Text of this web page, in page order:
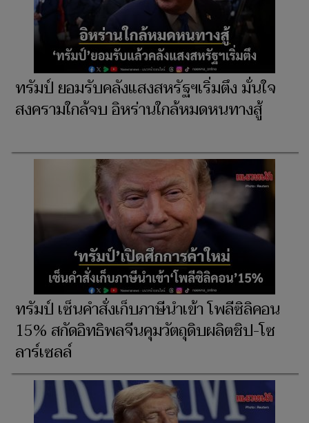
ทรัมป์ ยอมรับคลังแสงสหรัฐฯเริ่มตึง มั่นใจ
สงครามใกล้จบ อิหร่านใกล้หมดหนทางสู้
ทรัมป์ เซ็นคำสั่งเก็บภาษีนำเข้า โพลีซิลิคอน
15% สกัดอิทธิพลจีนคุมวัตถุดิบผลิตชิป-โซ
ลาร์เซลล์